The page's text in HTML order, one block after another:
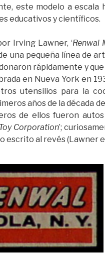
este modelo a escala
educativos y científicos.
Irving Lawner, ‘Renwal
una pequeña línea de
rápidamente y
en Nueva York en
utensilios para la
años de la década
de ellos fueron
Corporation’;
escrito al revés (Lawner